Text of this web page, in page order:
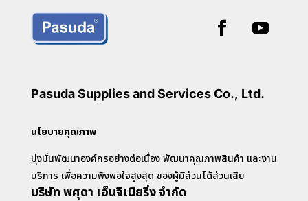
Pasuda Supplies and Services Co., Ltd.
นโยบายคุณภาพ
มุ่งมั่นพัฒนาองค์กรอย่างต่อเนื่อง พัฒนาคุณภาพสินค้า และงาน
บริการ เพื่อความพึงพอใจสูงสุด ของผู้มีส่วนได้ส่วนเสีย
บริษัท พศุดา เอ็นจิเนียริ่ง จำกัด